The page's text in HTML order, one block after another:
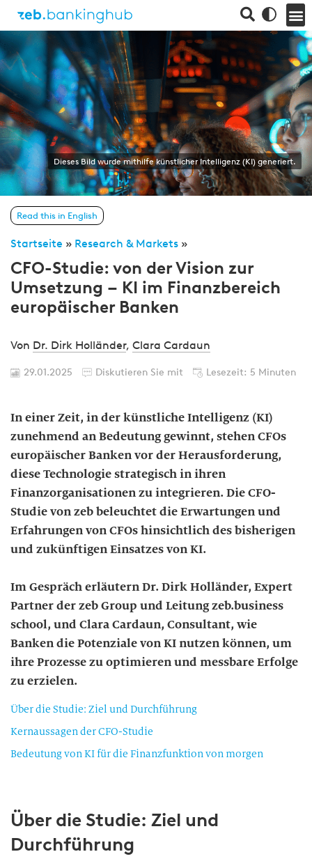
Dieses Bild wurde mithilfe künstlicher Intelligenz (KI) generiert.
Read this in English
Startseite » Research & Markets »
CFO-Studie: von der Vision zur
Umsetzung – KI im Finanzbereich
europäischer Banken
Von Dr. Dirk Holländer, Clara Cardaun
29.01.2025 Diskutieren Sie mit Lesezeit: 5 Minuten
In einer Zeit, in der künstliche Intelligenz (KI)
zunehmend an Bedeutung gewinnt, stehen CFOs
europäischer Banken vor der Herausforderung,
diese Technologie strategisch in ihren
Finanzorganisationen zu integrieren. Die CFO-
Studie von zeb beleuchtet die Erwartungen und
Erfahrungen von CFOs hinsichtlich des bisherigen
und zukünftigen Einsatzes von KI.
Im Gespräch erläutern Dr. Dirk Holländer, Expert
Partner der zeb Group und Leitung zeb.business
school, und Clara Cardaun, Consultant, wie
Banken die Potenziale von KI nutzen können, um
ihre Prozesse zu optimieren und messbare Erfolge
zu erzielen.
Über die Studie: Ziel und Durchführung
Kernaussagen der CFO-Studie
Bedeutung von KI für die Finanzfunktion von morgen
Über die Studie: Ziel und
Durchführung